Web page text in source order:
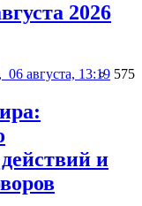
2026
06 августа, 13:19 575
и